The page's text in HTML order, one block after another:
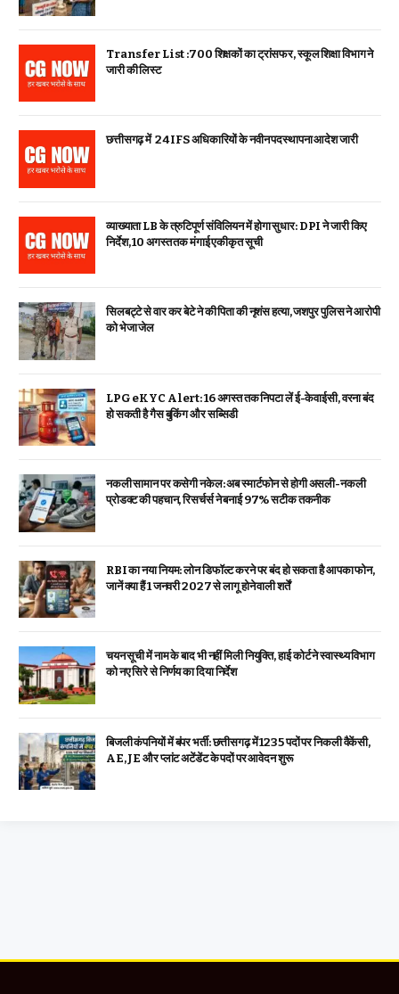
Transfer List :700 शिक्षकों का ट्रांसफर, स्कूल शिक्षा विभाग ने
जारी की लिस्ट
छत्तीसगढ़ में 24 IFS अधिकारियों के नवीन पदस्थापना आदेश जारी
व्याख्याता LB के त्रुटिपूर्ण संविलियन में होगा सुधार: DPI ने जारी किए
निर्देश, 10 अगस्त तक मंगाई एकीकृत सूची
सिलबट्टे से वार कर बेटे ने की पिता की नृशंस हत्या, जशपुर पुलिस ने आरोपी
को भेजा जेल
LPG eKYC Alert: 16 अगस्त तक निपटा लें ई-केवाईसी, वरना बंद
हो सकती है गैस बुकिंग और सब्सिडी
नकली सामान पर कसेगी नकेल: अब स्मार्टफोन से होगी असली-नकली
प्रोडक्ट की पहचान, रिसर्चर्स ने बनाई 97% सटीक तकनीक
RBI का नया नियम: लोन डिफॉल्ट करने पर बंद हो सकता है आपका फोन,
जानें क्या हैं 1 जनवरी 2027 से लागू होने वाली शर्तें
चयन सूची में नाम के बाद भी नहीं मिली नियुक्ति, हाई कोर्ट ने स्वास्थ्य विभाग
को नए सिरे से निर्णय का दिया निर्देश
बिजली कंपनियों में बंपर भर्ती: छत्तीसगढ़ में 1235 पदों पर निकली वैकेंसी,
AE, JE और प्लांट अटेंडेंट के पदों पर आवेदन शुरू